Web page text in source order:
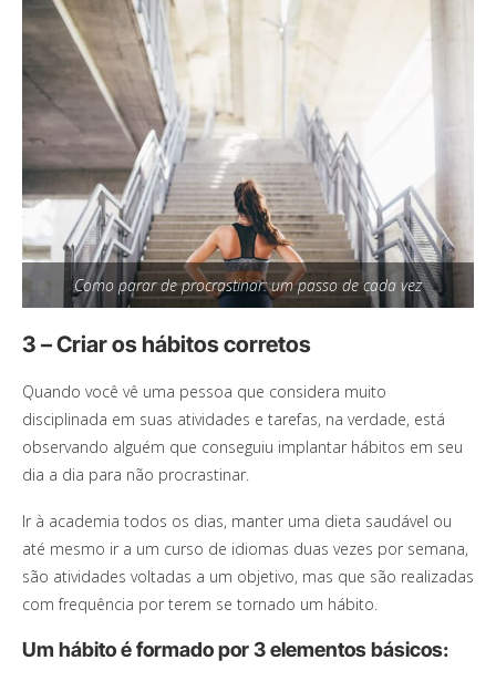
Como parar de procrastinar: um passo de cada vez
3 – Criar os hábitos corretos
Quando você vê uma pessoa que considera muito
disciplinada em suas atividades e tarefas, na verdade, está
observando alguém que conseguiu implantar hábitos em seu
dia a dia para não procrastinar.
Ir à academia todos os dias, manter uma dieta saudável ou
até mesmo ir a um curso de idiomas duas vezes por semana,
são atividades voltadas a um objetivo, mas que são realizadas
com frequência por terem se tornado um hábito.
Um hábito é formado por 3 elementos básicos: